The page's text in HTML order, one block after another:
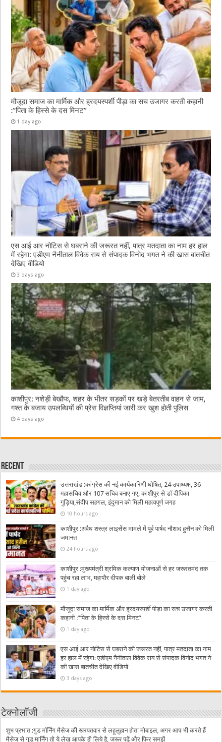
मौजूदा समाज का मार्मिक और ह्रदयस्पर्शी पीड़ा का सच उजागर करती कहानी
:”पिता के हिस्से के दस मिनट”
1 day ago
एस आई आर नोटिस से घबराने की जरूरत नहीं, पात्र मतदाता का नाम हर हाल
में रहेगा: एडीएम नैनीताल विवेक राय से संपादक विनोद भगत ने की खास बातचीत
देखिए वीडियो
3 days ago
काशीपुर: नशेड़ी बेखौफ, शहर के भीतर सड़कों पर खड़े बेतरतीब वाहन से जाम,
गश्त के बजाय उपलब्धियों की प्रेस विज्ञप्तियां जारी कर खुश होती पुलिस
4 days ago
Recent
उत्तराखंड :कांग्रेस की नई कार्यकारिणी घोषित, 24 उपाध्यक्ष, 36
महासचिव और 107 सचिव बनाए गए, काशीपुर से डॉ दीपिका
गुड़िया,संदीप सहगल, इंदुमान को मिली महत्वपूर्ण जगह
10 hours ago
काशीपुर :अवैध शस्त्र लाइसेंस मामले में पूर्व पार्षद नौशाद हुसैन को मिली
जमानत
24 hours ago
काशीपुर :मुख्यमंत्री श्रमिक कल्याण योजनाओं से हर जरूरतमंद तक
पहुंच रहा लाभ, महापौर दीपक बाली बोले
1 day ago
मौजूदा समाज का मार्मिक और ह्रदयस्पर्शी पीड़ा का सच उजागर करती
कहानी :”पिता के हिस्से के दस मिनट”
1 day ago
एस आई आर नोटिस से घबराने की जरूरत नहीं, पात्र मतदाता का नाम
हर हाल में रहेगा: एडीएम नैनीताल विवेक राय से संपादक विनोद भगत ने
की खास बातचीत देखिए वीडियो
3 days ago
टेक्नोलॉजी
शुभ प्रभात :गुड मॉर्निंग मैसेज की खरपतवार से लहूलुहान होता मोबाइल, अगर आप भी करते हैं
मैसेज से गुड मार्निंग तो ये लेख आपके ही लिये है, जरूर पढ़ें और फिर समझें